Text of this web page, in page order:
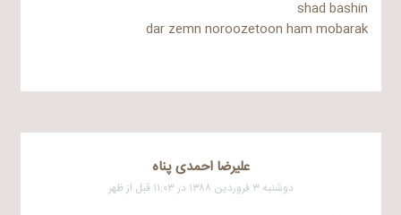
shad bashin
dar zemn noroozetoon ham mobarak
علیرضا احمدی پناه
دوشنبه ۳ فروردین ۱۳۸۸ در ۱۱:۰۳ قبل از ظهر